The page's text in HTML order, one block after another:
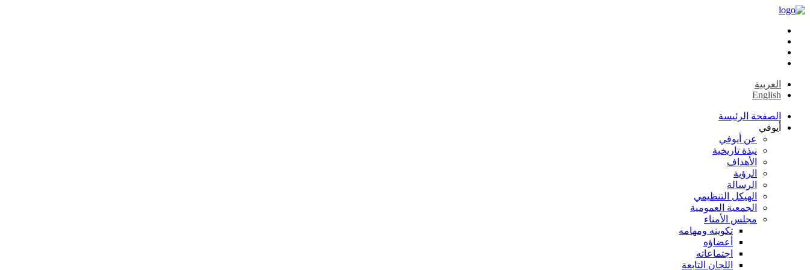
العربية
English
الصفحة الرئيسة
أيوفي
عن أيوفي
نبذة تاريخية
الأهداف
الرؤية
الرسالة
الهيكل التنظيمي
الجمعية العمومية
مجلس الأمناء
تكوينه ومهامه
أعضاؤه
اجتماعاته
اللجان التابعة